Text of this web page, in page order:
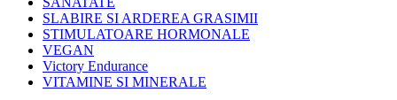
SLABIRE SI ARDEREA GRASIMII
STIMULATOARE HORMONALE
VEGAN
Victory Endurance
VITAMINE SI MINERALE